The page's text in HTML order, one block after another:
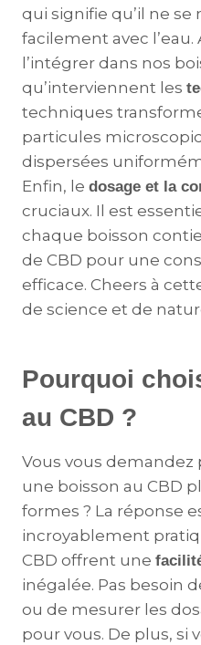
qui signifie qu’il ne se
facilement avec
l’intégrer dans nos
qu’interviennent les
techniques
particules
dispersées
Enfin, le dosage et la
cruciaux. Il est
chaque boisson
de CBD pour une
efficace. Cheers à
de science et de
Pourquoi
au CBD ?
Vous vous
une boisson au CBD
formes ? La réponse
incroyablement
CBD offrent une
inégalée. Pas besoin
ou de mesurer les
pour vous. De plus, si